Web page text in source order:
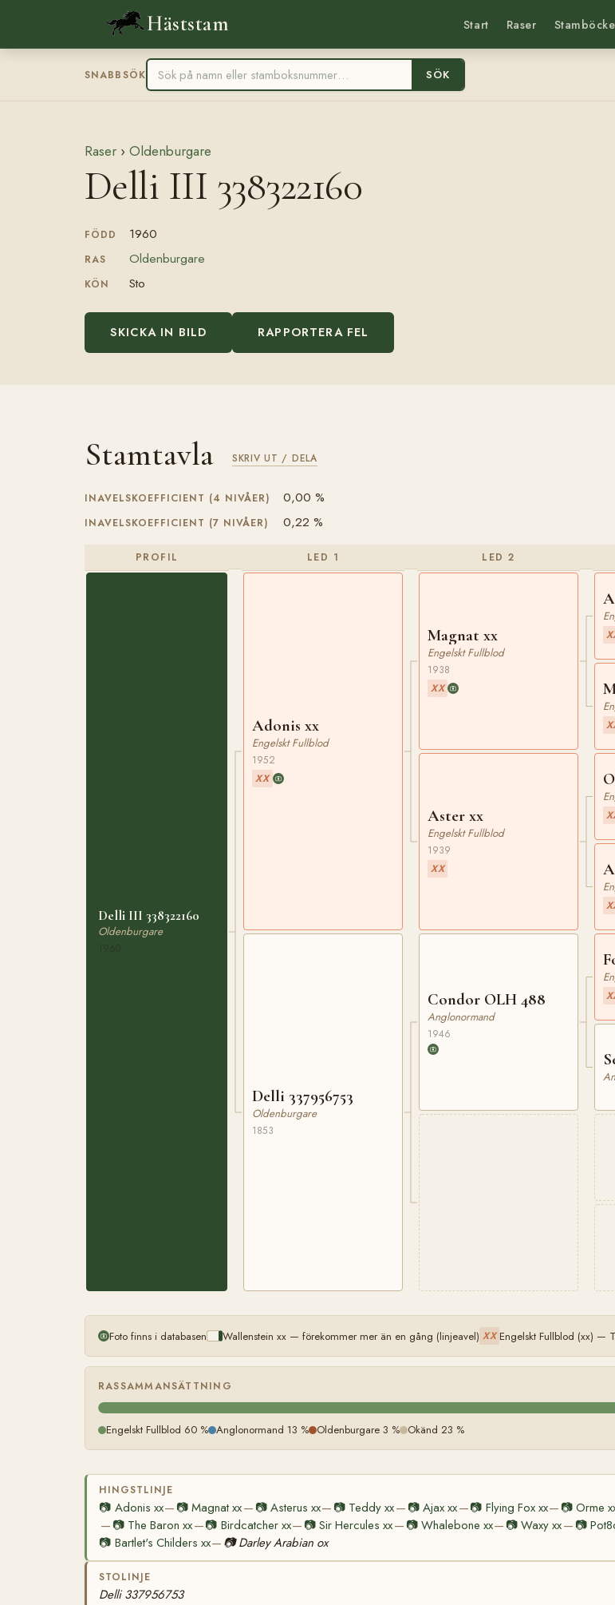
Häststam Start Raser
SNABBSÖK SÖK
Raser › Oldenburgare
Delli III 338322160
FÖDD 1960
RAS Oldenburgare
KÖN Sto
SKICKA IN BILD RAPPORTERA FEL
Stamtavla SKRIV UT / DELA
INAVELSKOEFFICIENT (4 NIVÅER) 0,00 %
INAVELSKOEFFICIENT (7 NIVÅER) 0,22 %
PROFIL
Delli III 338322160
Oldenburgare
LED 1
Adonis xx
Engelskt Fullblod
1952
XX
Delli 337956753
Oldenburgare
1853
LED 2
Magnat xx
Engelskt Fullblod
1938
XX
Aster xx
Engelskt Fullblod
1939
XX
Condor OLH 488
Anglonormand
1946
Foto finns i databasen Wallenstein xx — förekommer mer än en gång (linjeavel) XX Engelskt Fullblod (xx) —
RASSAMMANSÄTTNING
Engelskt Fullblod 60 % Anglonormand 13 % Oldenburgare 3 % Okänd 23 %
HINGSTLINJE
📷 Adonis xx— 📷Magnat xx— 📷 Asterus xx— 📷 Teddy xx— 📷Ajax xx—📷 Flying Fox xx— 📷Orme
— 📷 The Baron xx—📷 Birdcatcher xx— 📷Sir Hercules xx— 📷 Whalebone xx— 📷 Waxy xx— 📷
📷 Bartlet's Childers xx— 📷 Darley Arabian ox
STOLINJE
Delli 337956753